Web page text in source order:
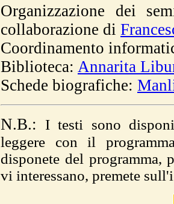
Organizzazione dei
collaborazione di
Coordinamento
Biblioteca: Annarita
Schede biografiche:
N.B.: I testi sono
leggere con il
disponete del programma,
vi interessano, premete